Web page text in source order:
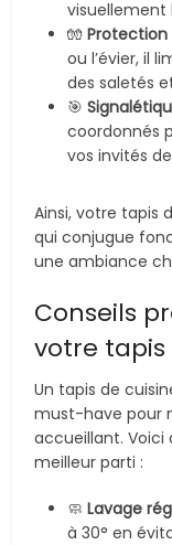
visuellement
🧤Protection
ou l’évier, il
des saletés
🎯
coordonnés
vos invités
Ainsi, votre tapis
qui conjugue
une ambiance
Conseils
votre tapis
Un tapis de
must-have pour
accueillant. Voici
meilleur parti :
🧼Lavage
à 30° en